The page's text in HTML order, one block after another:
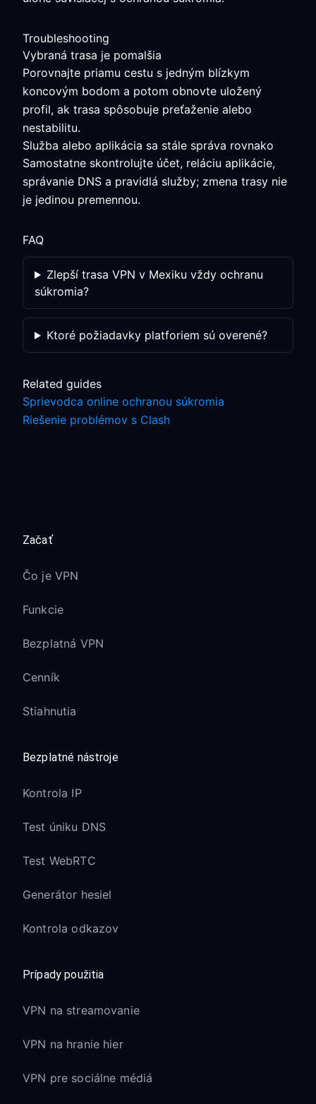
Troubleshooting
Vybraná trasa je pomalšia
Porovnajte priamu cestu s jedným blízkym
koncovým bodom a potom obnovte uložený
profil, ak trasa spôsobuje preťaženie alebo
nestabilitu.
Služba alebo aplikácia sa stále správa rovnako
Samostatne skontrolujte účet, reláciu aplikácie,
správanie DNS a pravidlá služby; zmena trasy nie
je jedinou premennou.
FAQ
Zlepší trasa VPN v Mexiku vždy ochranu
súkromia?
Ktoré požiadavky platforiem sú overené?
Related guides
Sprievodca online ochranou súkromia
Riešenie problémov s Clash
Začať
Čo je VPN
Funkcie
Bezplatná VPN
Cenník
Stiahnutia
Bezplatné nástroje
Kontrola IP
Test úniku DNS
Test WebRTC
Generátor hesiel
Kontrola odkazov
Prípady použitia
VPN na streamovanie
VPN na hranie hier
VPN pre sociálne médiá